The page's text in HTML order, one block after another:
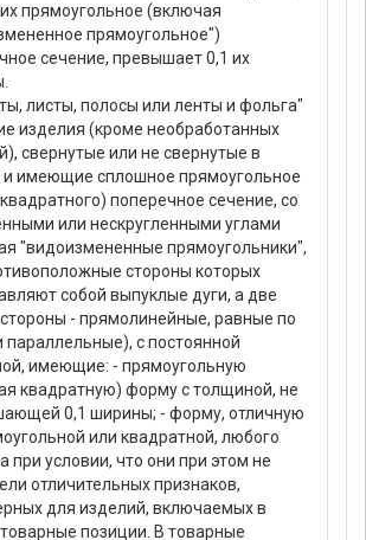
прямоугольное (включая
прямоугольное")
сечение, превышает 0,1 их
листы, полосы или ленты и фольга"
изделия (кроме необработанных
свернутые или не свернутые в
и имеющие сплошное прямоугольное
поперечное сечение, со
или нескругленными углами
"видоизмененные прямоугольники",
стороны которых
собой выпуклые дуги, а две
- прямолинейные, равные по
параллельные), с постоянной
имеющие: - прямоугольную
квадратную) форму с толщиной, не
0,1 ширины; - форму, отличную
или квадратной, любого
при условии, что они при этом не
отличительных признаков,
для изделий, включаемых в
позиции. В товарные